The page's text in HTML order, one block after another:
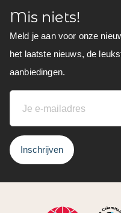
Mis niets!
Meld je aan voor onze
het laatste nieuws, de
aanbiedingen.
Inschrijven